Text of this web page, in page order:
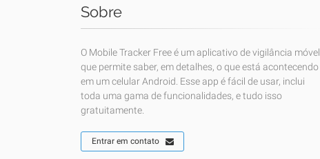
Sobre
O Mobile Tracker Free é um aplicativo de vigilância móvel
que permite saber, em detalhes, o que está acontecendo
em um celular Android. Esse app é fácil de usar, inclui
toda uma gama de funcionalidades, e tudo isso
gratuitamente.
Entrar em contato